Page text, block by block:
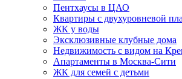
Пентхаусы в ЦАО
Квартиры с двухуровневой
ЖК у воды
Эксклюзивные клубные дома
Недвижимость с видом на
Апартаменты в Москва-Сити
ЖК для семей с детьми